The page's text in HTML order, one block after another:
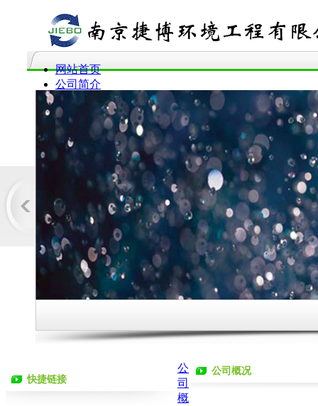
网站首页
公司简介
服务范围
产品介绍
企业动态
工程案例
企业资质
联系我们
快捷链接
公司概况
公
司
概